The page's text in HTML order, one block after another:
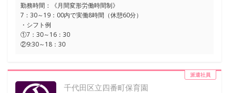
勤務時間：《月間変形労働時間制》
7：30～19：00内で実働8時間（休憩60分）
・シフト例
①7：30～16：30
②9:30～18：30
派遣社員
千代田区立四番町保育園